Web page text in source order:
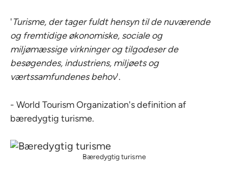
'Turisme, der tager fuldt hensyn til de nuværende
og fremtidige økonomiske, sociale og
miljømæssige virkninger og tilgodeser de
besøgendes, industriens, miljøets og
værtssamfundenes behov'.
- World Tourism Organization's definition af
bæredygtig turisme.
Bæredygtig turisme